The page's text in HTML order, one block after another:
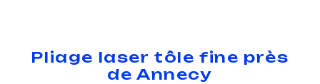
Pliage laser tôle fine près
de Annecy